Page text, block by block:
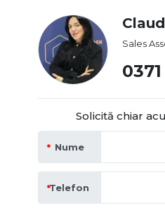
Sales
Solicită chiar
Nume
Telefon